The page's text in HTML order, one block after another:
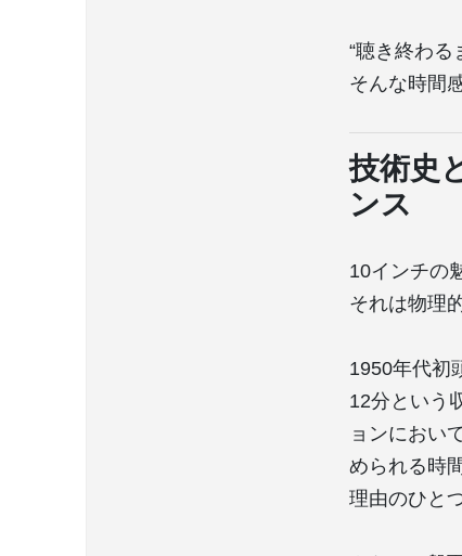
“聴き終わる
そんな時間
技術史
ンス
10インチの
それは物理
1950年代初
12分という
ョンにおい
められる時
理由のひと